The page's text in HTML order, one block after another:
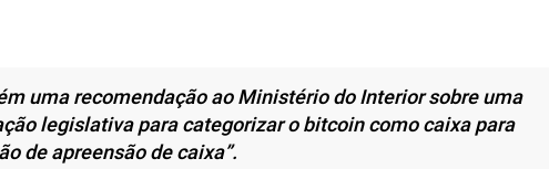
uma recomendação ao Ministério do Interior sobre uma
legislativa para categorizar o bitcoin como caixa para
de apreensão de caixa”.